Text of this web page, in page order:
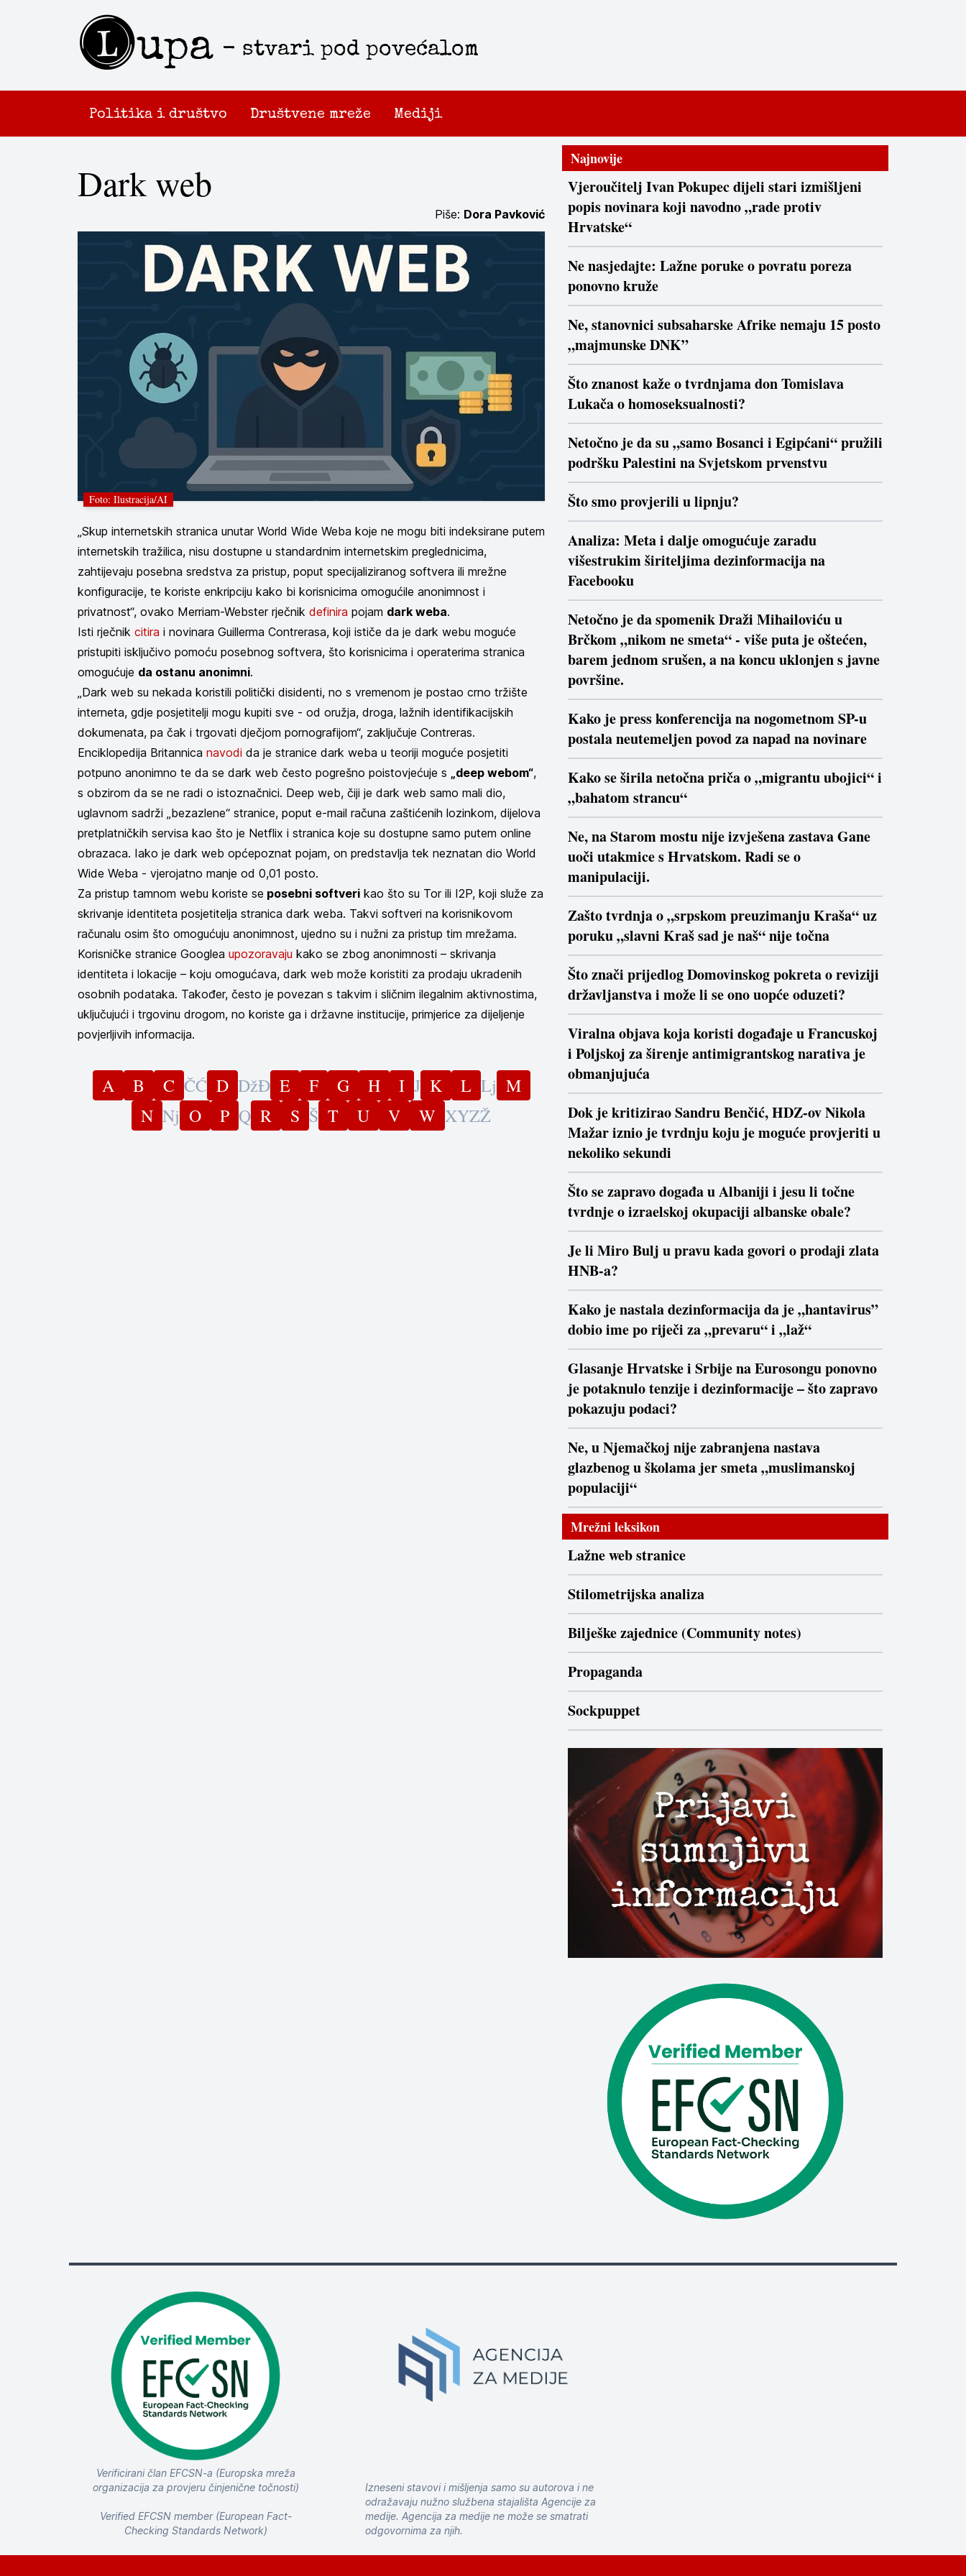
Lupa - stvari pod povećalom
Politika i društvo Društvene mreže Mediji
Dark web
Piše: Dora Pavković
Foto: Ilustracija/AI
„Skup internetskih stranica unutar World Wide Weba koje ne mogu biti indeksirane putem
internetskih tražilica, nisu dostupne u standardnim internetskim preglednicima,
zahtijevaju posebna sredstva za pristup, poput specijaliziranog softvera ili mrežne
konfiguracije, te koriste enkripciju kako bi korisnicima omogućile anonimnost i
privatnost“, ovako Merriam-Webster rječnik definira pojam dark weba.
Isti rječnik citira i novinara Guillerma Contrerasa, koji ističe da je dark webu moguće
pristupiti isključivo pomoću posebnog softvera, što korisnicima i operaterima stranica
omogućuje da ostanu anonimni.
„Dark web su nekada koristili politički disidenti, no s vremenom je postao crno tržište
interneta, gdje posjetitelji mogu kupiti sve - od oružja, droga, lažnih identifikacijskih
dokumenata, pa čak i trgovati dječjom pornografijom“, zaključuje Contreras.
Enciklopedija Britannica navodi da je stranice dark weba u teoriji moguće posjetiti
potpuno anonimno te da se dark web često pogrešno poistovjećuje s „deep webom“,
s obzirom da se ne radi o istoznačnici. Deep web, čiji je dark web samo mali dio,
uglavnom sadrži „bezazlene“ stranice, poput e-mail računa zaštićenih lozinkom, dijelova
pretplatničkih servisa kao što je Netflix i stranica koje su dostupne samo putem online
obrazaca. Iako je dark web općepoznat pojam, on predstavlja tek neznatan dio World
Wide Weba - vjerojatno manje od 0,01 posto.
Za pristup tamnom webu koriste se posebni softveri kao što su Tor ili I2P, koji služe za
skrivanje identiteta posjetitelja stranica dark weba. Takvi softveri na korisnikovom
računalu osim što omogućuju anonimnost, ujedno su i nužni za pristup tim mrežama.
Korisničke stranice Googlea upozoravaju kako se zbog anonimnosti – skrivanja
identiteta i lokacije – koju omogućava, dark web može koristiti za prodaju ukradenih
osobnih podataka. Također, često je povezan s takvim i sličnim ilegalnim aktivnostima,
uključujući i trgovinu drogom, no koriste ga i državne institucije, primjerice za dijeljenje
povjerljivih informacija.
A B C ČĆ D DžĐ E F G H I J K L Lj M
N Nj O P Q R S Š T U V W XYZŽ
Najnovije
Vjeroučitelj Ivan Pokupec dijeli stari izmišljeni
popis novinara koji navodno „rade protiv
Hrvatske“
Ne nasjedajte: Lažne poruke o povratu poreza
ponovno kruže
Ne, stanovnici subsaharske Afrike nemaju 15 posto
„majmunske DNK”
Što znanost kaže o tvrdnjama don Tomislava
Lukača o homoseksualnosti?
Netočno je da su „samo Bosanci i Egipćani“ pružili
podršku Palestini na Svjetskom prvenstvu
Što smo provjerili u lipnju?
Analiza: Meta i dalje omogućuje zaradu
višestrukim širiteljima dezinformacija na
Facebooku
Netočno je da spomenik Draži Mihailoviću u
Brčkom „nikom ne smeta“ - više puta je oštećen,
barem jednom srušen, a na koncu uklonjen s javne
površine.
Kako je press konferencija na nogometnom SP-u
postala neutemeljen povod za napad na novinare
Kako se širila netočna priča o „migrantu ubojici“ i
„bahatom strancu“
Ne, na Starom mostu nije izvješena zastava Gane
uoči utakmice s Hrvatskom. Radi se o
manipulaciji.
Zašto tvrdnja o „srpskom preuzimanju Kraša“ uz
poruku „slavni Kraš sad je naš“ nije točna
Što znači prijedlog Domovinskog pokreta o reviziji
državljanstva i može li se ono uopće oduzeti?
Viralna objava koja koristi događaje u Francuskoj
i Poljskoj za širenje antimigrantskog narativa je
obmanjujuća
Dok je kritizirao Sandru Benčić, HDZ-ov Nikola
Mažar iznio je tvrdnju koju je moguće provjeriti u
nekoliko sekundi
Što se zapravo događa u Albaniji i jesu li točne
tvrdnje o izraelskoj okupaciji albanske obale?
Je li Miro Bulj u pravu kada govori o prodaji zlata
HNB-a?
Kako je nastala dezinformacija da je „hantavirus”
dobio ime po riječi za „prevaru“ i „laž“
Glasanje Hrvatske i Srbije na Eurosongu ponovno
je potaknulo tenzije i dezinformacije – što zapravo
pokazuju podaci?
Ne, u Njemačkoj nije zabranjena nastava
glazbenog u školama jer smeta „muslimanskoj
populaciji“
Mrežni leksikon
Lažne web stranice
Stilometrijska analiza
Bilješke zajednice (Community notes)
Propaganda
Sockpuppet
Verificirani član EFCSN-a (Europska mreža
organizacija za provjeru činjenične točnosti)
Verified EFCSN member (European Fact-
Checking Standards Network)
Izneseni stavovi i mišljenja samo su autorova i ne
odražavaju nužno službena stajališta Agencije za
medije. Agencija za medije ne može se smatrati
odgovornima za njih.